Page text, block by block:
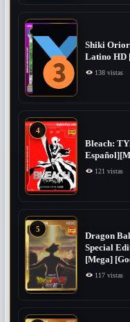
Shiki
Latino HD
138 vistas
4
Bleach:
121 vistas
5
Dragon
Special
[Mega]
117 vistas